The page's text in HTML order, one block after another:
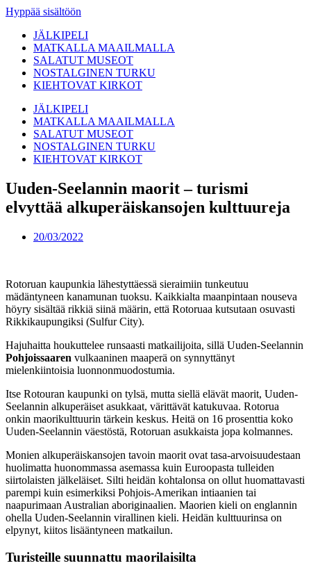
Hyppää sisältöön
JÄLKIPELI
MATKALLA MAAILMALLA
SALATUT MUSEOT
NOSTALGINEN TURKU
KIEHTOVAT KIRKOT
JÄLKIPELI
MATKALLA MAAILMALLA
SALATUT MUSEOT
NOSTALGINEN TURKU
KIEHTOVAT KIRKOT
Uuden-Seelannin maorit – turismi
elvyttää alkuperäiskansojen kulttuureja
20/03/2022
Rotoruan kaupunkia lähestyttäessä sieraimiin tunkeutuu
mädäntyneen kanamunan tuoksu. Kaikkialta maanpintaan nouseva
höyry sisältää rikkiä siinä määrin, että Rotoruaa kutsutaan osuvasti
Rikkikaupungiksi (Sulfur City).
Hajuhaitta houkuttelee runsaasti matkailijoita, sillä Uuden-Seelannin
Pohjoissaaren vulkaaninen maaperä on synnyttänyt
mielenkiintoisia luonnonmuodostumia.
Itse Rotouran kaupunki on tylsä, mutta siellä elävät maorit, Uuden-
Seelannin alkuperäiset asukkaat, värittävät katukuvaa. Rotorua
onkin maorikulttuurin tärkein keskus. Heitä on 16 prosenttia koko
Uuden-Seelannin väestöstä, Rotoruan asukkaista jopa kolmannes.
Monien alkuperäiskansojen tavoin maorit ovat tasa-arvoisuudestaan
huolimatta huonommassa asemassa kuin Euroopasta tulleiden
siirtolaisten jälkeläiset. Silti heidän kohtalonsa on ollut huomattavasti
parempi kuin esimerkiksi Pohjois-Amerikan intiaanien tai
naapurimaan Australian aboriginaalien. Maorien kieli on englannin
ohella Uuden-Seelannin virallinen kieli. Heidän kulttuurinsa on
elpynyt, kiitos lisääntyneen matkailun.
Turisteille suunnattu maorilaisilta